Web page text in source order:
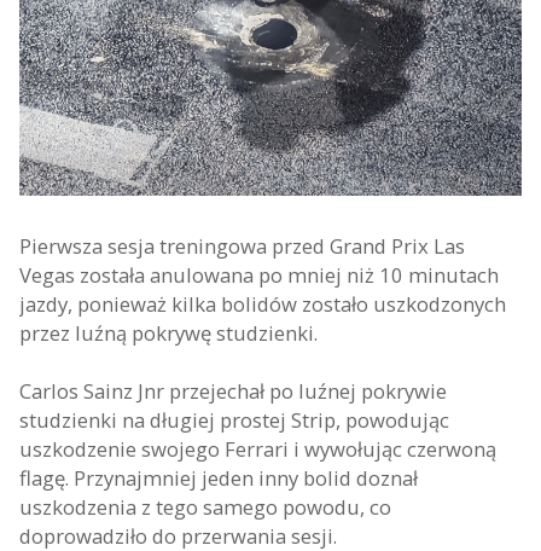
Pierwsza sesja treningowa przed Grand Prix Las
Vegas została anulowana po mniej niż 10 minutach
jazdy, ponieważ kilka bolidów zostało uszkodzonych
przez luźną pokrywę studzienki.
Carlos Sainz Jnr przejechał po luźnej pokrywie
studzienki na długiej prostej Strip, powodując
uszkodzenie swojego Ferrari i wywołując czerwoną
flagę. Przynajmniej jeden inny bolid doznał
uszkodzenia z tego samego powodu, co
doprowadziło do przerwania sesji.